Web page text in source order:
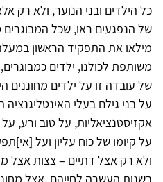
כל הילדים ובני הנוער, ולא רק
של הנפגעים ראו, שכל
מילאו את התפקיד הראשון
משותפת לכולנו, ילדים
של עובדה זו על ילדים
על בני גילם בעלי
אקזיסטנציאליות, על טוב ורע,
על קיומו של כוח עליון ועל
ולא רק אצל דתיים – צצות אצל
בשנות העשרה לחייהם. אצל